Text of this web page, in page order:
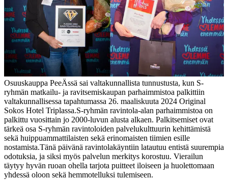
Osuuskauppa PeeÄssä sai valtakunnallista tunnustusta, kun S-
ryhmän matkailu- ja ravitsemiskaupan parhaimmistoa palkittiin
valtakunnallisessa tapahtumassa 26. maaliskuuta 2024 Original
Sokos Hotel Triplassa.S-ryhmän ravintola-alan parhaimmistoa on
palkittu vuosittain jo 2000-luvun alusta alkaen. Palkitsemiset ovat
tärkeä osa S-ryhmän ravintoloiden palvelukulttuurin kehittämistä
sekä huippuammattilaisten sekä erinomaisten tiimien esille
nostamista.Tänä päivänä ravintolakäyntiin latautuu entistä suurempia
odotuksia, ja siksi myös palvelun merkitys korostuu. Vierailun
täytyy hyvän ruoan ohella tarjota puitteet iloiseen ja huolettomaan
yhdessä oloon sekä hemmotelluksi tulemiseen.